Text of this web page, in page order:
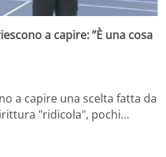
a capire: ”È una cosa
a capire una scelta fatta da
"ridicola", pochi…